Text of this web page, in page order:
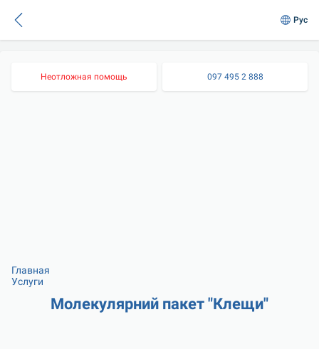
Рус
Неотложная помощь 097 495 2 888
Главная
Услуги
Молекулярний пакет "Клещи"